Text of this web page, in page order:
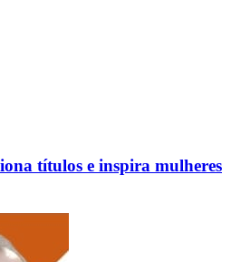
títulos e inspira mulheres